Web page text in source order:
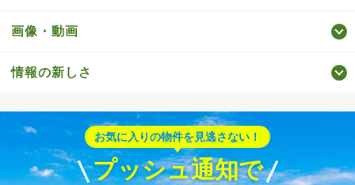
画像・動画
情報の新しさ
お気に入りの物件を見逃さない！
プッシュ通知で